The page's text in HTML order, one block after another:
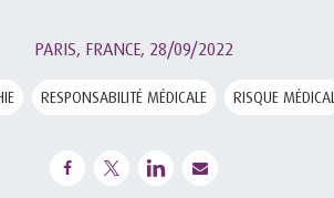
PARIS, FRANCE, 28/09/2022
RESPONSABILITÉ MÉDICALE RISQUE MÉDICAL